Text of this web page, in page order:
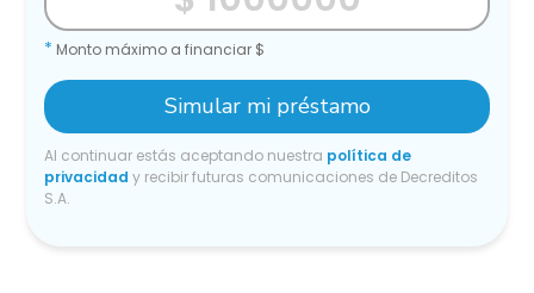
* Monto máximo a financiar $
Simular mi préstamo
Al continuar estás aceptando nuestra política de
privacidad y recibir futuras comunicaciones de Decreditos
S.A.